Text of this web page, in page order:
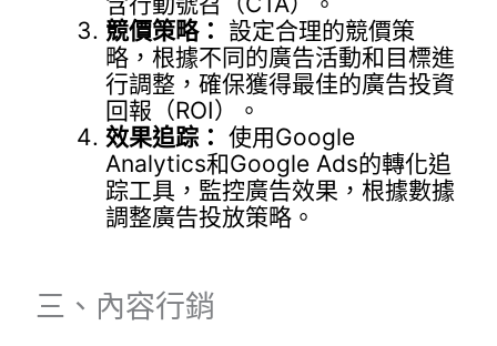
競價策略： 設定合理的競價策
略，根據不同的廣告活動和目標進
行調整，確保獲得最佳的廣告投資
回報（ROI）。
效果追踪： 使用Google
Analytics和Google Ads的轉化追
踪工具，監控廣告效果，根據數據
調整廣告投放策略。
三、內容行銷